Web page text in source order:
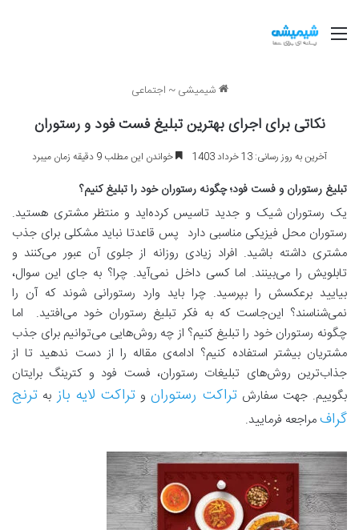
منو
شیمیشی ~ اجتماعی
نکاتی برای اجرای بهترین تبلیغ فست فود و رستوران
آخرین به روز رسانی: 13 خرداد 1403 خواندن این مطلب 9 دقیقه زمان میبرد
تبلیغ رستوران و فست فود؛ چگونه رستوران خود را تبلیغ کنیم؟
یک رستوران شیک و جدید تاسیس کرده‌اید و منتظر مشتری هستید.
رستوران محل فیزیکی مناسبی دارد پس قاعدتا نباید مشکلی برای جذب
مشتری داشته باشید. افراد زیادی روزانه از جلوی آن عبور می‌کنند و
تابلویش را می‌بینند. اما کسی داخل نمی‌آید. چرا؟ به جای این سوال،
بیایید برعکسش را بپرسید. چرا باید وارد رستورانی شوند که آن را
نمی‌شناسند؟ این‌جاست که به فکر تبلیغ رستوران خود می‌افتید. اما
چگونه رستوران خود را تبلیغ کنیم؟ از چه روش‌هایی می‌توانیم برای جذب
مشتریان بیشتر استفاده کنیم؟ ادامه‌ی مقاله را از دست ندهید تا از
جذاب‌ترین روش‌های تبلیغات رستوران، فست فود و کترینگ برایتان
بگوییم. جهت سفارشتراکت رستورانوتراکت لایه باز به ترنج
گرافمراجعه فرمایید.